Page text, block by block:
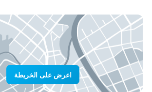
اعرض على الخريطة